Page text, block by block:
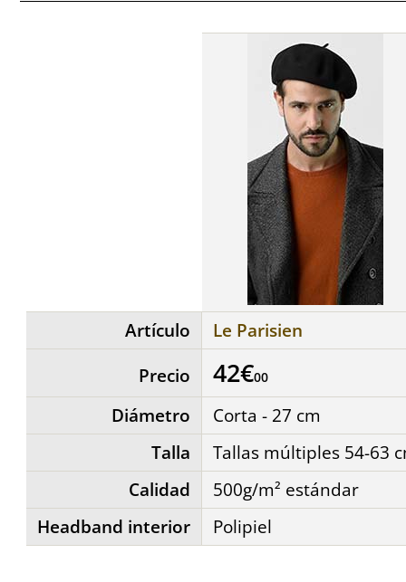
Artículo
Precio
Diámetro
Talla
Calidad
Headband interior
Le Parisien
42€00
Corta - 27 cm
Tallas múltiples 54-63
500g/m² estándar
Polipiel